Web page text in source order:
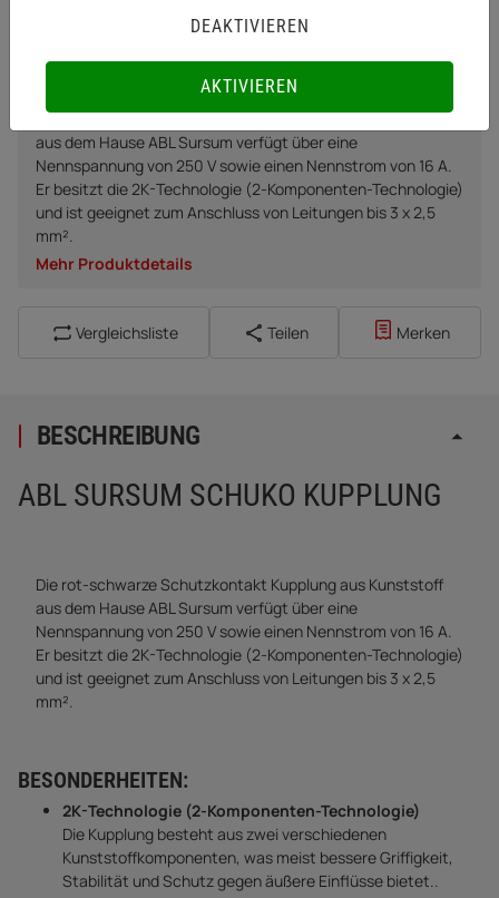
BENACHRICHTIGUNG ANFORDERN
Die rot-schwarze Schutzkontakt Kupplung aus Kunststoff
aus dem Hause ABL Sursum verfügt über eine
Nennspannung von 250 V sowie einen Nennstrom von 16 A.
Er besitzt die 2K-Technologie (2-Komponenten-Technologie)
und ist geeignet zum Anschluss von Leitungen bis 3 x 2,5
mm².
Mehr Produktdetails
Vergleichsliste Teilen Merken
BESCHREIBUNG
ABL SURSUM SCHUKO KUPPLUNG
Die rot-schwarze Schutzkontakt Kupplung aus Kunststoff
aus dem Hause ABL Sursum verfügt über eine
Nennspannung von 250 V sowie einen Nennstrom von 16 A.
Er besitzt die 2K-Technologie (2-Komponenten-Technologie)
und ist geeignet zum Anschluss von Leitungen bis 3 x 2,5
mm².
BESONDERHEITEN:
2K-Technologie (2-Komponenten-Technologie)
Die Kupplung besteht aus zwei verschiedenen
Kunststoffkomponenten, was meist bessere Griffigkeit,
Stabilität und Schutz gegen äußere Einflüsse bietet..
DEAKTIVIEREN
AKTIVIEREN